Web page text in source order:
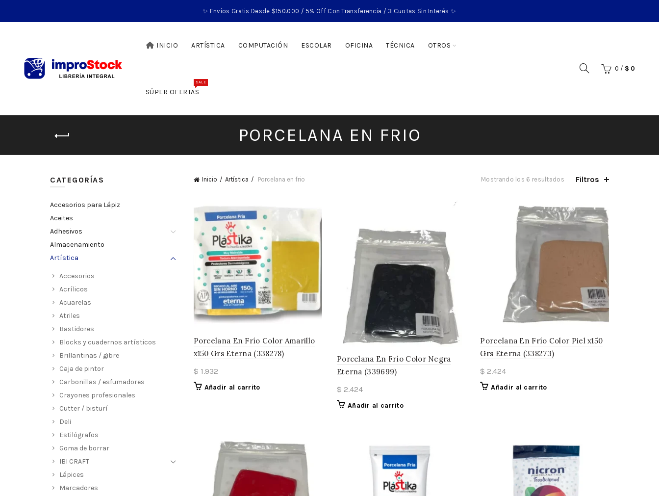
✨ Envíos Gratis Desde $150.000 / 5% Off Con Transferencia / 3 Cuotas Sin Interés ✨
INICIO ARTÍSTICA COMPUTACIÓN ESCOLAR OFICINA TÉCNICA OTROS
SÚPER OFERTAS
SALE
0 / $ 0
PORCELANA EN FRIO
Inicio Artística Porcelana en frio Mostrando los 6 resultados Filtros
Porcelana En Frío Color Amarillo
x150 Grs Eterna (338278)
$ 1.932
Añadir al carrito
Porcelana En Frío Color Negra
Eterna (339699)
$ 2.424
Añadir al carrito
Porcelana En Frío Color Piel x150
Grs Eterna (338273)
$ 2.424
Añadir al carrito
CATEGORÍAS
Accesorios para Lápiz
Aceites
Adhesivos
Almacenamiento
Artística
Accesorios
Acrílicos
Acuarelas
Atriles
Bastidores
Blocks y cuadernos artísticos
Brillantinas / gibre
Caja de pintor
Carbonillas / esfumadores
Crayones profesionales
Cutter / bisturí
Deli
Estilógrafos
Goma de borrar
IBI CRAFT
Lápices
Marcadores